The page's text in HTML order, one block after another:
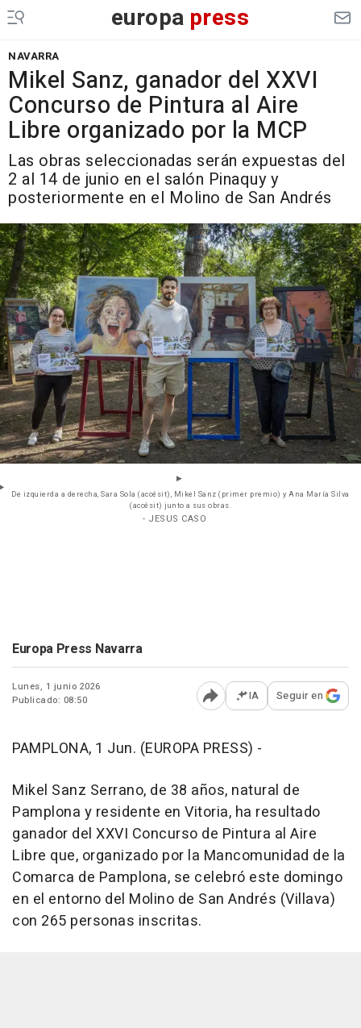
europa press
NAVARRA
Mikel Sanz, ganador del XXVI
Concurso de Pintura al Aire
Libre organizado por la MCP
Las obras seleccionadas serán expuestas del
2 al 14 de junio en el salón Pinaquy y
posteriormente en el Molino de San Andrés
De izquierda a derecha, Sara Sola (accésit), Mikel Sanz (primer premio) y Ana María Silva
(accésit) junto a sus obras.
- JESUS CASO
Europa Press Navarra
Lunes, 1 junio 2026
Publicado: 08:50
Abrir opciones para
IA Seguir en
PAMPLONA, 1 Jun. (EUROPA PRESS) -
Mikel Sanz Serrano, de 38 años, natural de
Pamplona y residente en Vitoria, ha resultado
ganador del XXVI Concurso de Pintura al Aire
Libre que, organizado por la Mancomunidad de la
Comarca de Pamplona, se celebró este domingo
en el entorno del Molino de San Andrés (Villava)
con 265 personas inscritas.